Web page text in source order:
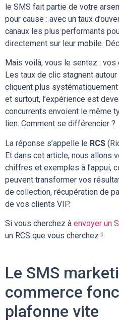
le SMS fait partie de votre
pour cause : avec un taux
canaux les plus performants
directement sur leur mobile.
Mais voilà, vous le sentez :
Les taux de clic stagnent
cliquent plus
et surtout, l’expérience est
concurrents envoient le même
lien. Comment se différencier ?
La réponse s’appelle le RCS
Et dans cet article, nous allons
chiffres et exemples à l’appui,
peuvent transformer vos
de collection, récupération de
de vos clients VIP.
Si vous cherchez à envoyer un
un RCS que vous cherchez !
Le SMS
commerce
plafonne vite